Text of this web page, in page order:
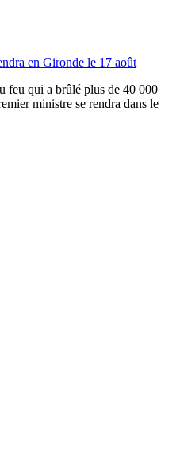
en Gironde le 17 août
feu qui a brûlé plus de 40 000
ministre se rendra dans le